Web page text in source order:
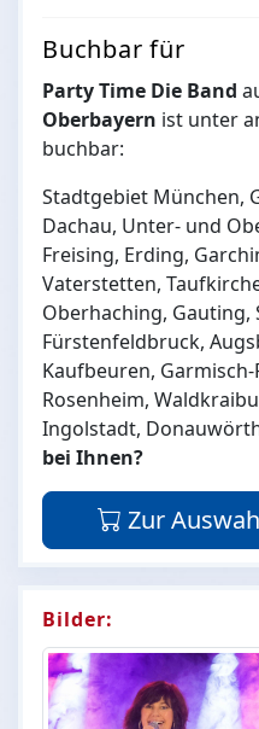
Buchbar für
Party Time Die Band
Oberbayern ist unter
buchbar:
Stadtgebiet München,
Dachau, Unter- und
Freising, Erding,
Vaterstetten,
Oberhaching,
Fürstenfeldbruck,
Kaufbeuren,
Rosenheim,
Ingolstadt,
bei Ihnen?
Zur
Bilder: